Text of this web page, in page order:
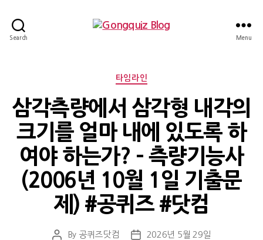
Search Menu
Categories
타임라인
삼각측량에서 삼각형 내각의
크기를 얼마 내에 있도록 하
여야 하는가? – 측량기능사
(2006년 10월 1일 기출문
제) #공퀴즈 #닷컴
PostBy 공퀴즈닷컴
Post2026년 5월 29일